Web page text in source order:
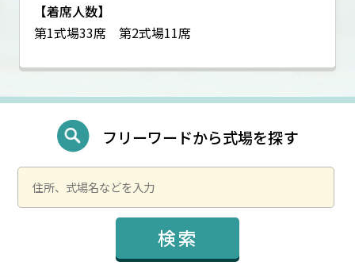
【着席人数】
第1式場33席 第2式場11席
フリーワードから式場を探す